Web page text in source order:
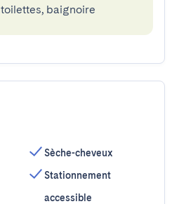
toilettes, baignoire
Sèche-cheveux
Stationnement
accessible